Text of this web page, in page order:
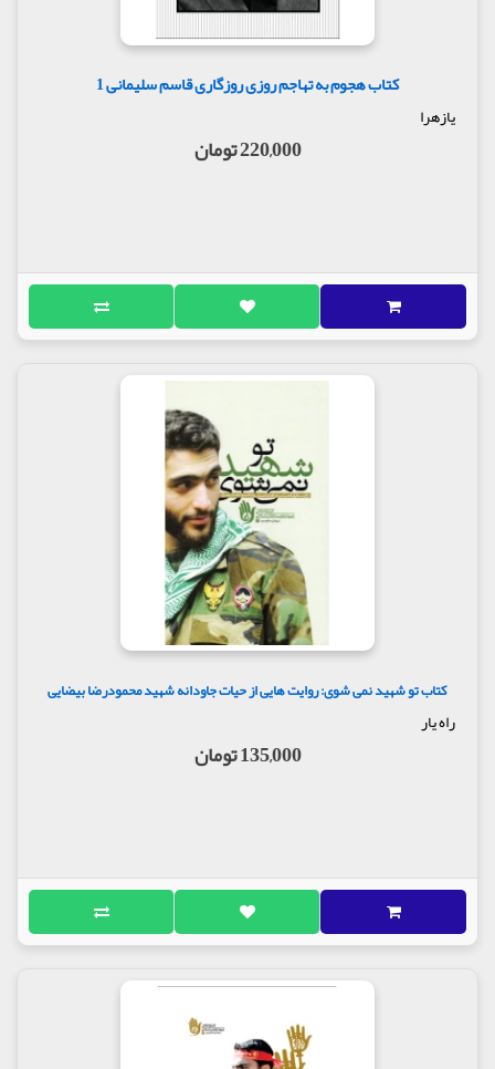
کتاب هجوم به تهاجم روزی روزگاری قاسم سلیمانی 1
یازهرا
220,000 تومان
کتاب تو شهید نمی شوی: روایت هایی از حیات جاودانه شهید محمودرضا بیضایی
راه یار
135,000 تومان